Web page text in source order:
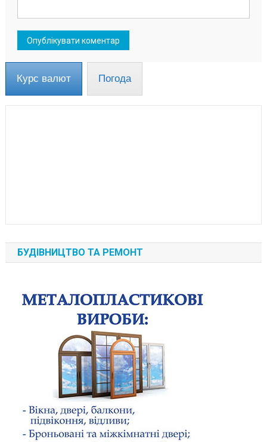
Курс валют Погода
БУДІВНИЦТВО ТА РЕМОНТ